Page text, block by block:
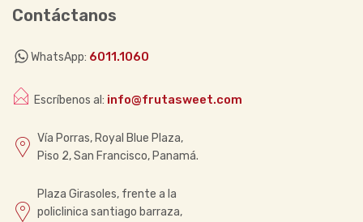
Contáctanos
WhatsApp: 6011.1060
Escríbenos al: info@frutasweet.com
Vía Porras, Royal Blue Plaza,
Piso 2, San Francisco, Panamá.
Plaza Girasoles, frente a la
policlinica santiago barraza,